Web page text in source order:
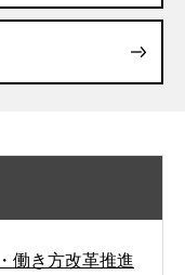
働き方改革推進